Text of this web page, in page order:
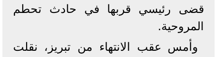
قضى رئيسي قربها في حادث تحطم
المروحية.
وأمس عقب الانتهاء من تبريز، نقلت